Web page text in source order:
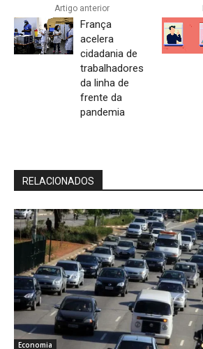
Artigo anterior
França
acelera
cidadania de
trabalhadores
da linha de
frente da
pandemia
RELACIONADOS
Economia